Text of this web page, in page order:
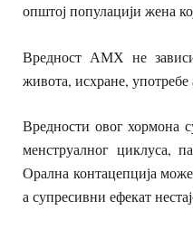
општој популацији жена
Вредност АМХ не
живота, исхране, употребе
Вредности овог хормона
менструалног циклуса,
Орална контацепција
а супресивни ефекат